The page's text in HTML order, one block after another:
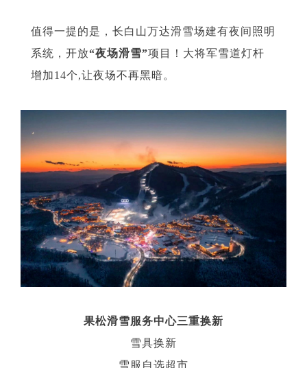
值得一提的是，长白山万达滑雪场建有夜间照明
系统，开放“夜场滑雪”项目！大将军雪道灯杆
增加14个,让夜场不再黑暗。
果松滑雪服务中心三重换新
雪具换新
雪服自选超市